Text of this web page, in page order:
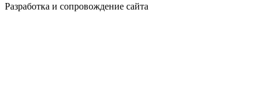
Разработка и сопровождение сайта